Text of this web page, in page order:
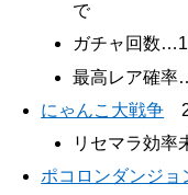
で
ガチャ回数
最高レア確率
にゃんこ大戦争
リセマラ効率
ポコロンダンジョ